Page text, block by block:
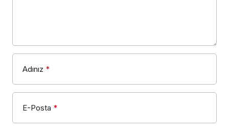
Adınız *
E-Posta *